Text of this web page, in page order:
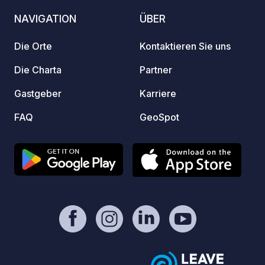
Grenade, eine charmante
Geschäfte und Dienstleistungen in nur
fünf Gehminuten erreichbar sind.
NAVIGATION
Die Orte
Die Charta
Gastgeber
FAQ
ÜBER
Kontaktieren Sie uns
Partner
Karriere
GeoSpot